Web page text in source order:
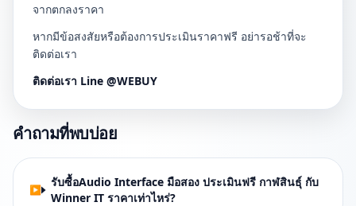
จากตกลงราคา
หากมีข้อสงสัยหรือต้องการประเมินราคาฟรี อย่ารอช้าที่จะ
ติดต่อเรา
ติดต่อเรา Line @WEBUY
คำถามที่พบบ่อย
รับซื้อAudio Interface มือสอง ประเมินฟรี กาฬสินธุ์ กับ
Winner IT ราคาเท่าไหร่?